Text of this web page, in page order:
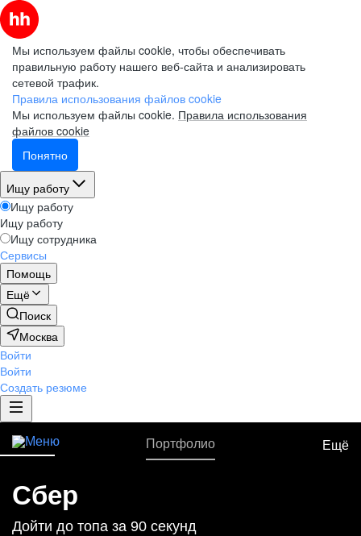
Мы используем файлы cookie, чтобы обеспечивать
правильную работу нашего веб-сайта и анализировать
сетевой трафик.
Правила использования файлов cookie
Мы используем файлы cookie. Правила использования
файлов cookie
Понятно
Ищу работу
Ищу работу
Ищу работу
Ищу сотрудника
Сервисы
Помощь
Ещё
Поиск
Москва
Войти
Войти
Создать резюме
Портфолио
Исследование бренда
Ещё
Сбер
Дойти до топа за 90 секунд